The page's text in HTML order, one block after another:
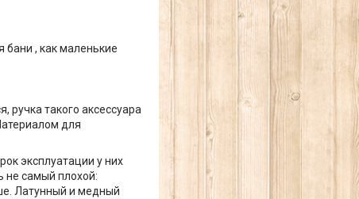
, как маленькие
ручка такого аксессуара
для
эксплуатации у них
не самый плохой:
Латунный и медный